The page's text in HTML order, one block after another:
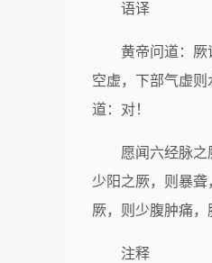
语译
黄帝问道：
空虚，下部气虚
道：对！
愿闻六经脉之
少阳之厥，则暴
厥，则少腹肿痛，
注释